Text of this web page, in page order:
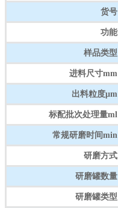
货号
功能
样品类型
进料尺寸mm
出料粒度μm
标配批次处理量ml
常规研磨时间min
研磨方式
研磨罐数量
研磨罐类型